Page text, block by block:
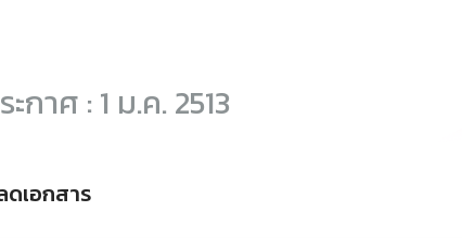
กาศ : 1 ม.ค. 2513
ดเอกสาร